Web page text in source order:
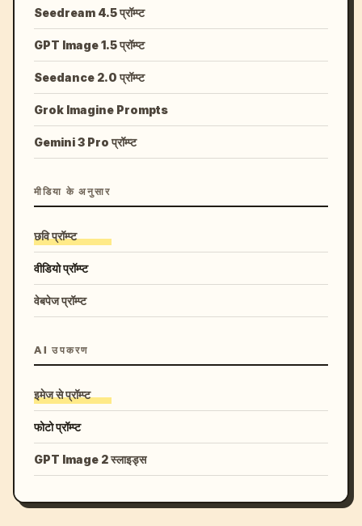
Seedream 4.5 प्रॉम्प्ट
GPT Image 1.5 प्रॉम्प्ट
Seedance 2.0 प्रॉम्प्ट
Grok Imagine Prompts
Gemini 3 Pro प्रॉम्प्ट
मीडिया के अनुसार
छवि प्रॉम्प्ट
वीडियो प्रॉम्प्ट
वेबपेज प्रॉम्प्ट
AI उपकरण
इमेज से प्रॉम्प्ट
फोटो प्रॉम्प्ट
GPT Image 2 स्लाइड्स